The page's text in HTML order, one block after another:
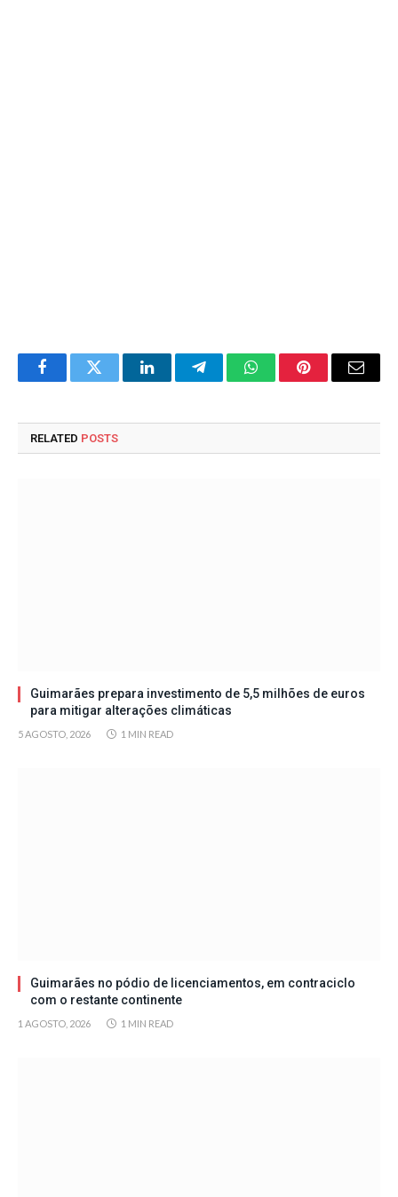
FacebookTwitter LinkedInTelegramWhatsAppPinterestEmail
RELATED POSTS
Guimarães prepara investimento de 5,5 milhões de euros
para mitigar alterações climáticas
5 AGOSTO, 2026 1 MIN READ
Guimarães no pódio de licenciamentos, em contraciclo
com o restante continente
1 AGOSTO, 2026 1 MIN READ